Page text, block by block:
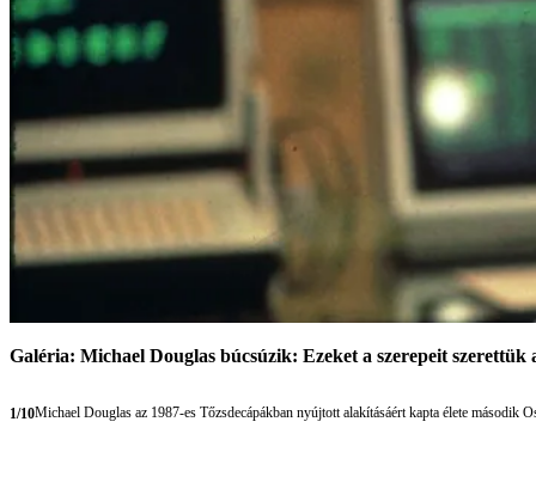
Galéria: Michael Douglas búcsúzik: Ezeket a szerepeit szerettük
1/10Michael Douglas az 1987-es Tőzsdecápákban nyújtott alakításáért kapta élete